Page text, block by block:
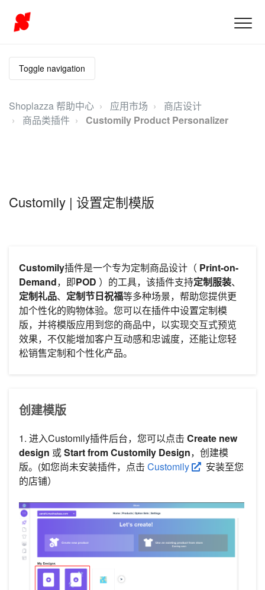
Toggle navigation
Shoplazza 帮助中心 应用市场
商店设计
商品类插件
Customily Product Personalizer
Customily | 设置定制模版
Customily插件是一个专为定制商品设计（ Print-on-
Demand，即POD ）的工具，该插件支持定制服装、
定制礼品、 定制节日祝福等多种场景，帮助您提供更
加个性化的购物体验。您可以在插件中设置定制模
版，并将模版应用到您的商品中，以实现交互式预览
效果，不仅能增加客户互动感和忠诚度，还能让您轻
松销售定制和个性化产品。
创建模版
1. 进入Customily插件后台，您可以点击 Create new
design 或Start from Customily Design，创建模
版。(如您尚未安装插件，点击 Customily
安装至您
的店铺）